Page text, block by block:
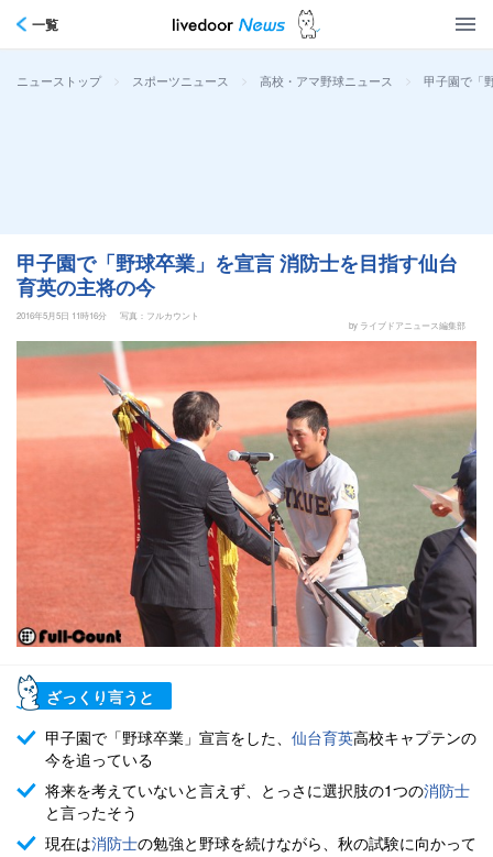
一覧
ニューストップ > スポーツニュース > 高校・アマ野球ニュース > 甲子園で「
甲子園で「野球卒業」を宣言 消防士を目指す仙台
育英の主将の今
2016年5月5日 11時16分
写真：フルカウント
by ライブドアニュース編集部
ざっくり言うと
甲子園で「野球卒業」宣言をした、 仙台育英高校キャプテンの
今を追っている
将来を考えていないと言えず、とっさに選択肢の1つの消防士
と言ったそう
現在は消防士の勉強と野球を続けながら、秋の試験に向かって